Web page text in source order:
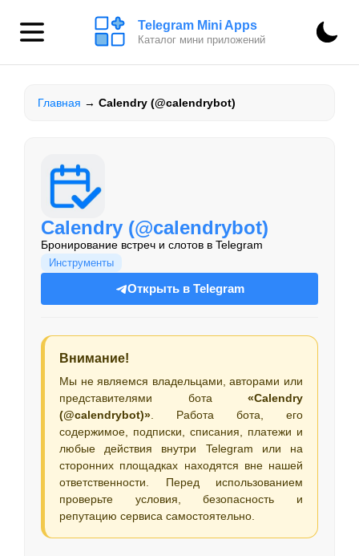
Telegram Mini Apps
Каталог мини приложений
Главная → Calendry (@calendrybot)
Calendry (@calendrybot)
Бронирование встреч и слотов в Telegram
Инструменты
Открыть в Telegram
Внимание!
Мы не являемся владельцами, авторами или
представителями бота «Calendry
(@calendrybot)» . Работа бота, его
содержимое, подписки, списания, платежи и
любые действия внутри Telegram или на
сторонних площадках находятся вне нашей
ответственности. Перед использованием
проверьте условия, безопасность и
репутацию сервиса самостоятельно.